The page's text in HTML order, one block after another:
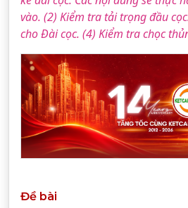
vào. (2) Kiểm tra tải trọng đầu
cho Đài cọc. (4) Kiểm tra chọc
Đề bài